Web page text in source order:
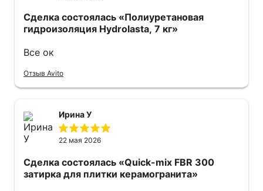
Сделка состоялась «Полиуретановая
гидроизоляция Hydrolasta, 7 кг»
Все ок
Отзыв Avito
Ирина У
22 мая 2026
Сделка состоялась «Quick-mix FBR 300
затирка для плитки керамогранита»